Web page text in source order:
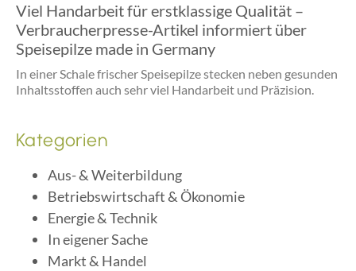
Viel Handarbeit für erstklassige Qualität –
Verbraucherpresse-Artikel informiert über
Speisepilze made in Germany
In einer Schale frischer Speisepilze stecken neben gesunden
Inhaltsstoffen auch sehr viel Handarbeit und Präzision.
Kategorien
Aus- & Weiterbildung
Betriebswirtschaft & Ökonomie
Energie & Technik
In eigener Sache
Markt & Handel